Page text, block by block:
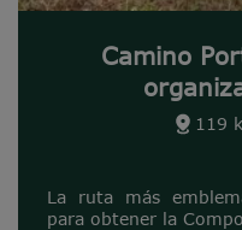
Camino
119
La ruta más
para obtener la